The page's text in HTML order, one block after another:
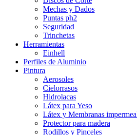
Mechas y Dados
Puntas ph2
Seguridad
Trinchetas
Herramientas
Einhell
Perfiles de Aluminio
Pintura
Aerosoles
Cielorrasos
Hidrolacas
Látex para Yeso
Látex y Membranas
Protector para madera
Rodillos y Pinceles